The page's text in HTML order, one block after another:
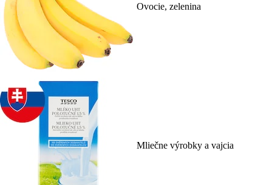
Ovocie, zelenina
Mliečne výrobky a vajcia